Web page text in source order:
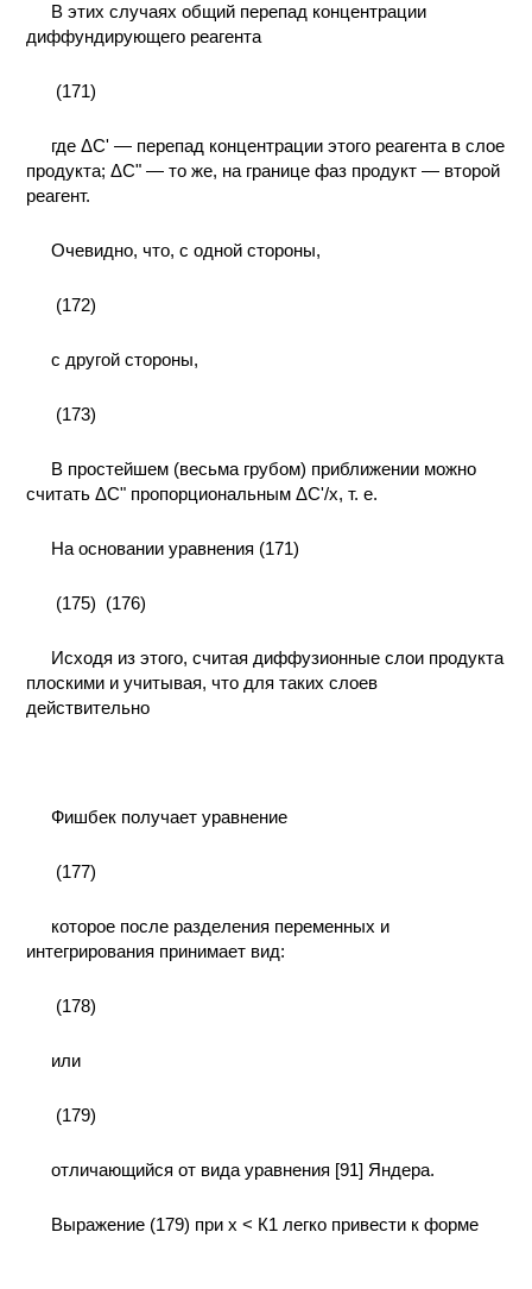
В этих случаях общий перепад концентрации
диффундирующего реагента
(171)
где ΔС' — перепад концентрации этого реагента в слое
продукта; ΔС" — то же, на границе фаз продукт — второй
реагент.
Очевидно, что, с одной стороны,
(172)
с другой стороны,
(173)
В простейшем (весьма грубом) приближении можно
считать ΔС" пропорциональным ΔC'/x, т. е.
На основании уравнения (171)
(175) (176)
Исходя из этого, считая диффузионные слои продукта
плоскими и учитывая, что для таких слоев
действительно
Фишбек получает уравнение
(177)
которое после разделения переменных и
интегрирования принимает вид:
(178)
или
(179)
отличающийся от вида уравнения [91] Яндера.
Выражение (179) при х < К1 легко привести к форме